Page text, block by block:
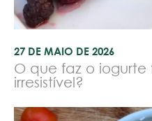
27 DE MAIO DE 2026
O que faz o iogurte
irresistível?